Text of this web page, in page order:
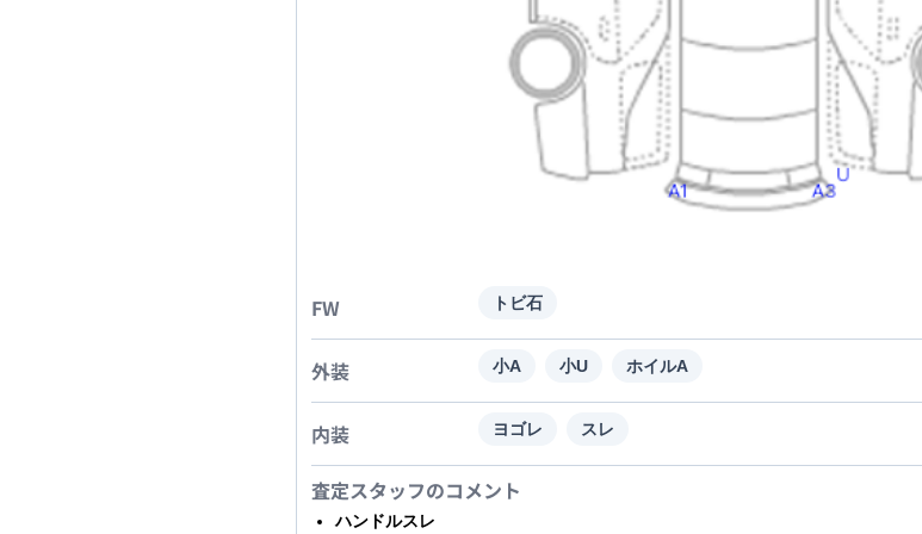
FW トビ石
外装 小A 小U ホイルA
内装 ヨゴレ スレ
査定スタッフのコメント
ハンドルスレ